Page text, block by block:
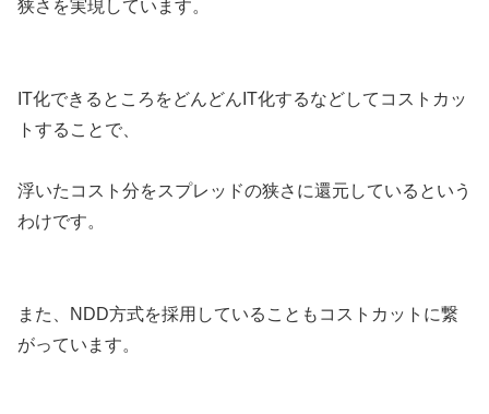
狭さを実現しています。
IT化できるところをどんどんIT化するなどしてコストカッ
トすることで、
浮いたコスト分をスプレッドの狭さに還元しているという
わけです。
また、NDD方式を採用していることもコストカットに繋
がっています。